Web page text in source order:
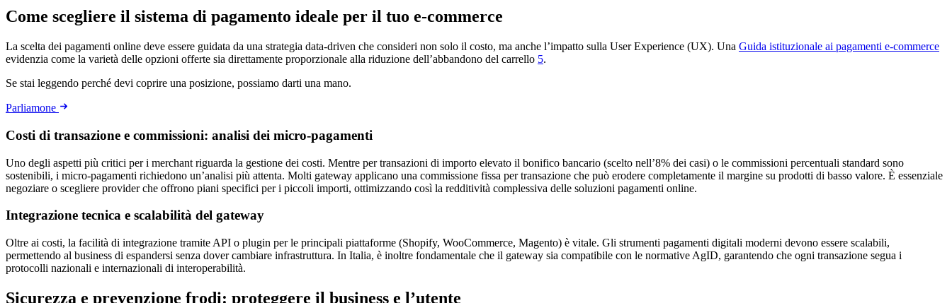
Come scegliere il sistema di pagamento ideale per il tuo e-commerce
La scelta dei pagamenti online deve essere guidata da una strategia data-driven che consideri non solo il costo, ma anche l’impatto sulla User Experience (UX). Una Guida istituzionale ai pagamenti e-commerce
evidenzia come la varietà delle opzioni offerte sia direttamente proporzionale alla riduzione dell’abbandono del carrello 5.
Se stai leggendo perché devi coprire una posizione, possiamo darti una mano.
Parliamone
Costi di transazione e commissioni: analisi dei micro-pagamenti
Uno degli aspetti più critici per i merchant riguarda la gestione dei costi. Mentre per transazioni di importo elevato il bonifico bancario (scelto nell’8% dei casi) o le commissioni percentuali standard sono
sostenibili, i micro-pagamenti richiedono un’analisi più attenta. Molti gateway applicano una commissione fissa per transazione che può erodere completamente il margine su prodotti di basso valore. È essenziale
negoziare o scegliere provider che offrono piani specifici per i piccoli importi, ottimizzando così la redditività complessiva delle soluzioni pagamenti online.
Integrazione tecnica e scalabilità del gateway
Oltre ai costi, la facilità di integrazione tramite API o plugin per le principali piattaforme (Shopify, WooCommerce, Magento) è vitale. Gli strumenti pagamenti digitali moderni devono essere scalabili,
permettendo al business di espandersi senza dover cambiare infrastruttura. In Italia, è inoltre fondamentale che il gateway sia compatibile con le normative AgID, garantendo che ogni transazione segua i
protocolli nazionali e internazionali di interoperabilità.
Sicurezza e prevenzione frodi: proteggere il business e l’utente